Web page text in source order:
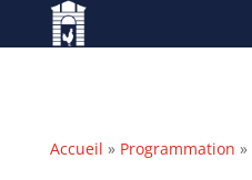
Accueil » Programmation »